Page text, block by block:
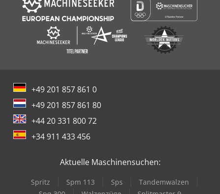
+49 201 857 861 0
+49 201 857 861 80
+44 20 331 800 72
+34 911 433 456
Aktuelle Maschinensuchen:
Spritz Spm 113 Sps
Tandemwalzen